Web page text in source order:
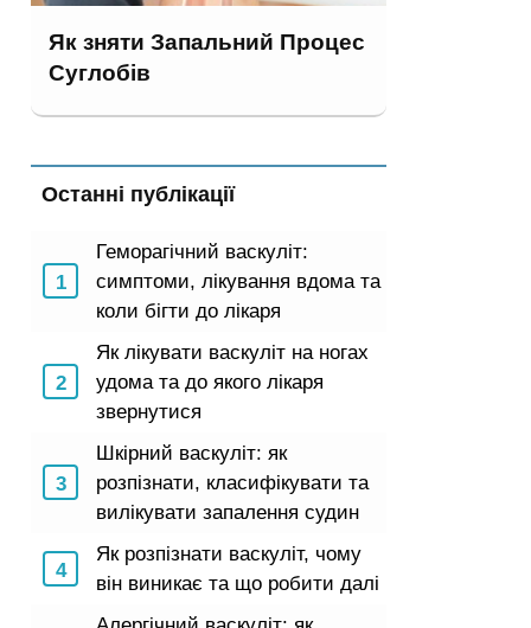
Як зняти Запальний Процес
Суглобів
Останні публікації
Геморагічний васкуліт:
симптоми, лікування вдома та
коли бігти до лікаря
Як лікувати васкуліт на ногах
удома та до якого лікаря
звернутися
Шкірний васкуліт: як
розпізнати, класифікувати та
вилікувати запалення судин
Як розпізнати васкуліт, чому
він виникає та що робити далі